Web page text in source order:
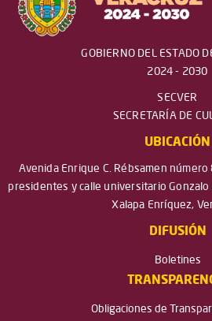
GOBIERNO DEL ESTADO
2024 - 2030
SECVER
SECRETARÍA DE
UBICACIÓN
Avenida Enrique C. Rébsamen
presidentes y calle universitario
Xalapa Enríquez,
DIFUSIÓN
Boletines
Obligaciones de